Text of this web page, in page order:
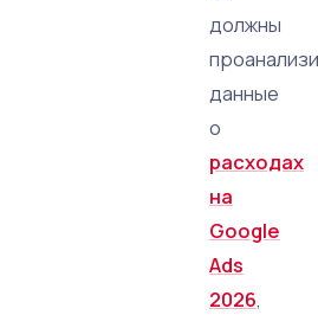
должны
данные
о
расходах
на
Google
Ads
2026,